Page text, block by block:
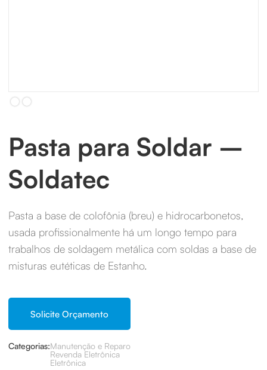
Slide 2 of 2.
Pasta para Soldar –
Soldatec
Pasta a base de colofônia (breu) e hidrocarbonetos,
usada profissionalmente há um longo tempo para
trabalhos de soldagem metálica com soldas a base de
misturas eutéticas de Estanho.
Solicite Orçamento
Categorias:Manutenção e Reparo
Revenda Eletrônica
Eletrônica